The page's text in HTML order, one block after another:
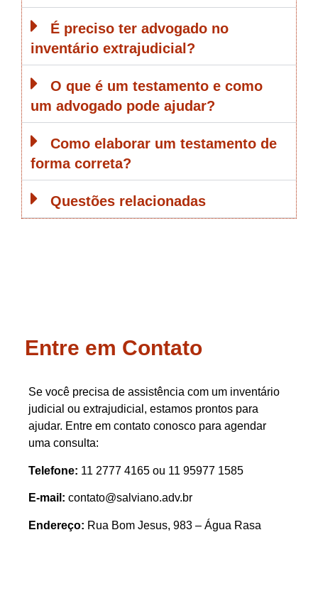
É preciso ter advogado no
inventário extrajudicial?
O que é um testamento e como
um advogado pode ajudar?
Como elaborar um testamento de
forma correta?
Questões relacionadas
Entre em Contato
Se você precisa de assistência com um inventário
judicial ou extrajudicial, estamos prontos para
ajudar. Entre em contato conosco para agendar
uma consulta:
Telefone: 11 2777 4165 ou 11 95977 1585
E-mail: contato@salviano.adv.br
Endereço: Rua Bom Jesus, 983 – Água Rasa